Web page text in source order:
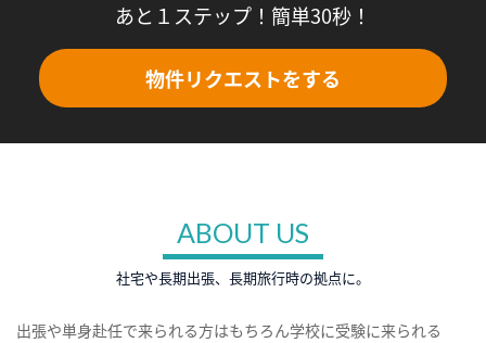
あと１ステップ！簡単30秒！
物件リクエストをする
ABOUT US
社宅や長期出張、長期旅行時の拠点に。
出張や単身赴任で来られる方はもちろん学校に受験に来られる